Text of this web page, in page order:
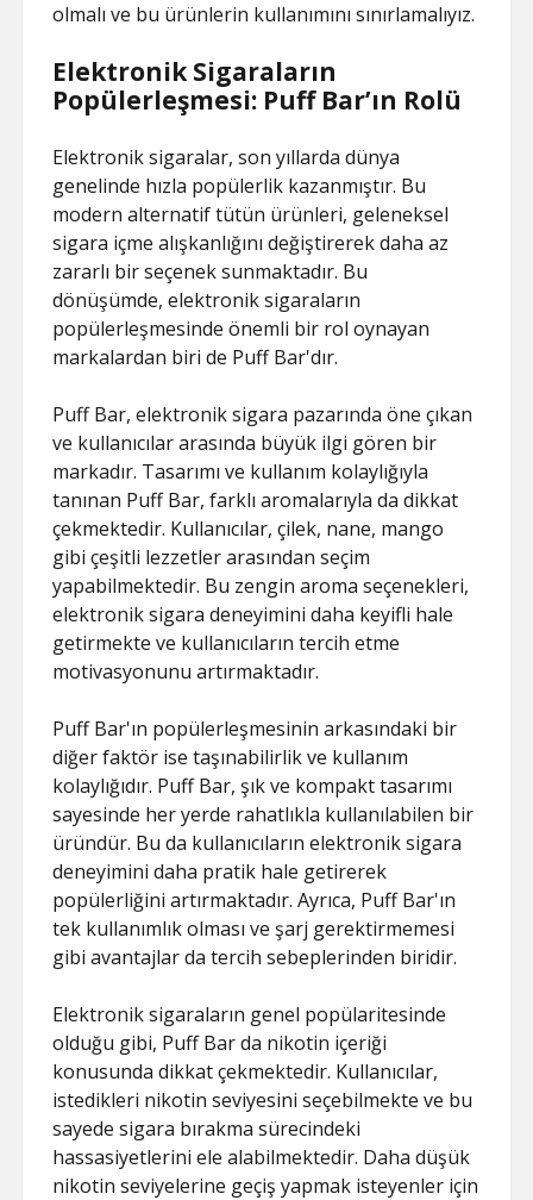
olmalı ve bu ürünlerin kullanımını sınırlamalıyız.
Elektronik Sigaraların
Popülerleşmesi: Puff Bar’ın Rolü
Elektronik sigaralar, son yıllarda dünya
genelinde hızla popülerlik kazanmıştır. Bu
modern alternatif tütün ürünleri, geleneksel
sigara içme alışkanlığını değiştirerek daha az
zararlı bir seçenek sunmaktadır. Bu
dönüşümde, elektronik sigaraların
popülerleşmesinde önemli bir rol oynayan
markalardan biri de Puff Bar'dır.
Puff Bar, elektronik sigara pazarında öne çıkan
ve kullanıcılar arasında büyük ilgi gören bir
markadır. Tasarımı ve kullanım kolaylığıyla
tanınan Puff Bar, farklı aromalarıyla da dikkat
çekmektedir. Kullanıcılar, çilek, nane, mango
gibi çeşitli lezzetler arasından seçim
yapabilmektedir. Bu zengin aroma seçenekleri,
elektronik sigara deneyimini daha keyifli hale
getirmekte ve kullanıcıların tercih etme
motivasyonunu artırmaktadır.
Puff Bar'ın popülerleşmesinin arkasındaki bir
diğer faktör ise taşınabilirlik ve kullanım
kolaylığıdır. Puff Bar, şık ve kompakt tasarımı
sayesinde her yerde rahatlıkla kullanılabilen bir
üründür. Bu da kullanıcıların elektronik sigara
deneyimini daha pratik hale getirerek
popülerliğini artırmaktadır. Ayrıca, Puff Bar'ın
tek kullanımlık olması ve şarj gerektirmemesi
gibi avantajlar da tercih sebeplerinden biridir.
Elektronik sigaraların genel popülaritesinde
olduğu gibi, Puff Bar da nikotin içeriği
konusunda dikkat çekmektedir. Kullanıcılar,
istedikleri nikotin seviyesini seçebilmekte ve bu
sayede sigara bırakma sürecindeki
hassasiyetlerini ele alabilmektedir. Daha düşük
nikotin seviyelerine geçiş yapmak isteyenler için